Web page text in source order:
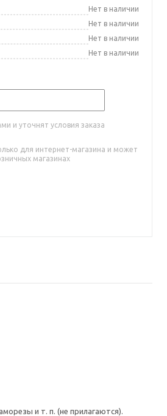
Нет в наличии
Нет в наличии
Нет в наличии
Нет в наличии
и уточнят условия заказа
для интернет-магазина и может
магазинах
и т. п. (не прилагаются).